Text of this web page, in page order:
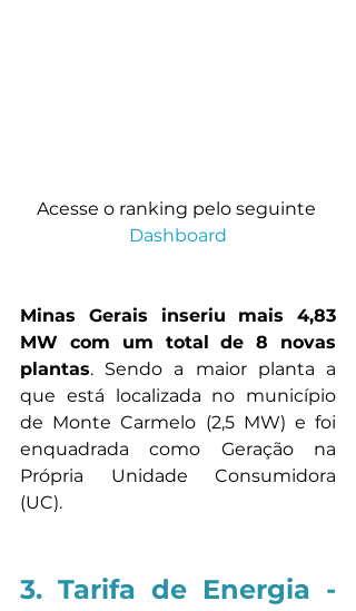
Acesse o ranking pelo seguinte
Dashboard
Minas Gerais inseriu mais 4,83
MW com um total de 8 novas
plantas. Sendo a maior planta a
que está localizada no município
de Monte Carmelo (2,5 MW) e foi
enquadrada como Geração na
Própria Unidade Consumidora
(UC).
3. Tarifa de Energia -